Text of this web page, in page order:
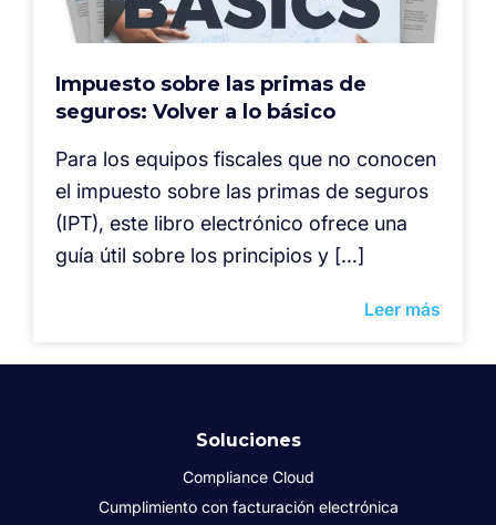
Impuesto sobre las primas de
seguros: Volver a lo básico
Para los equipos fiscales que no conocen
el impuesto sobre las primas de seguros
(IPT), este libro electrónico ofrece una
guía útil sobre los principios y […]
Leer más
Soluciones
Compliance Cloud
Cumplimiento con facturación electrónica